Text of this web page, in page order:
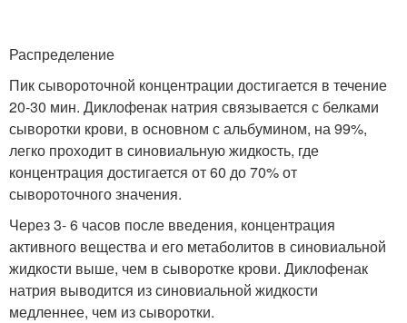
Распределение
Пик сывороточной концентрации достигается в течение
20-30 мин. Диклофенак натрия связывается с белками
сыворотки крови, в основном с альбумином, на 99%,
легко проходит в синовиальную жидкость, где
концентрация достигается от 60 до 70% от
сывороточного значения.
Через 3- 6 часов после введения, концентрация
активного вещества и его метаболитов в синовиальной
жидкости выше, чем в сыворотке крови. Диклофенак
натрия выводится из синовиальной жидкости
медленнее, чем из сыворотки.